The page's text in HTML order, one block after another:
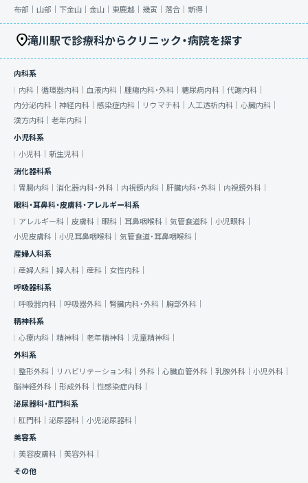
布部｜ 山部｜ 下金山｜ 金山｜ 東鹿越｜ 幾寅｜ 落合｜ 新得｜
滝川駅で診療科からクリニック・病院を探す
内科系
内科｜ 循環器内科｜ 血液内科｜ 腫瘍内科・外科｜ 糖尿病内科｜ 代謝内科｜
内分泌内科｜ 神経内科｜ 感染症内科｜ リウマチ科｜ 人工透析内科｜ 心臓内科｜
漢方内科｜ 老年内科｜
小児科系
小児科｜ 新生児科｜
消化器科系
胃腸内科｜ 消化器内科・外科｜ 内視鏡内科｜ 肝臓内科・外科｜ 内視鏡外科｜
眼科・耳鼻科・皮膚科・アレルギー科系
アレルギー科｜ 皮膚科｜ 眼科｜ 耳鼻咽喉科｜ 気管食道科｜ 小児眼科｜
小児皮膚科｜ 小児耳鼻咽喉科｜ 気管食道・耳鼻咽喉科｜
産婦人科系
産婦人科｜ 婦人科｜ 産科｜ 女性内科｜
呼吸器科系
呼吸器内科｜ 呼吸器外科｜ 腎臓内科・外科｜ 胸部外科｜
精神科系
心療内科｜ 精神科｜ 老年精神科｜ 児童精神科｜
外科系
整形外科｜
リハビリテーション科｜ 外科｜ 心臓血管外科｜ 乳腺外科｜ 小児外科｜
脳神経外科｜ 形成外科｜ 性感染症内科｜
泌尿器科・肛門科系
肛門科｜ 泌尿器科｜ 小児泌尿器科｜
美容系
美容皮膚科｜ 美容外科｜
その他